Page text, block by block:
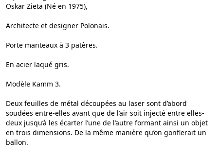
Oskar Zieta (Né en 1975),
Architecte et designer Polonais.
Porte manteaux à 3 patères.
En acier laqué gris.
Modèle Kamm 3.
Deux feuilles de métal découpées au laser sont d’abord
soudées entre-elles avant que de l’air soit injecté entre elles-
deux jusqu’à les écarter l’une de l’autre formant ainsi un objet
en trois dimensions. De la même manière qu’on gonflerait un
ballon.